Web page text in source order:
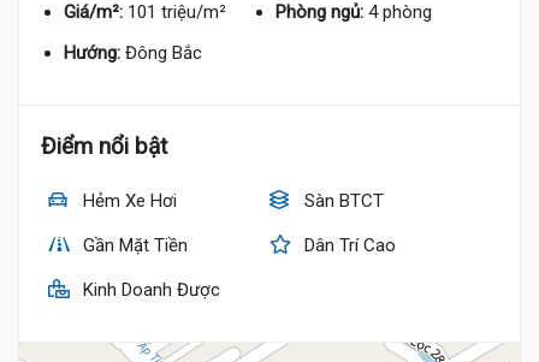
Giá/m²: 101 triệu/m² Phòng ngủ: 4 phòng
Hướng: Đông Bắc
Điểm nổi bật
Hẻm Xe Hơi Sàn BTCT
Gần Mặt Tiền Dân Trí Cao
Kinh Doanh Được